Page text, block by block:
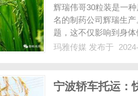
辉瑞伟哥30粒装是一
名的制药公司辉瑞生
题，这不仅影响到身
30粒装的问世，为这
玛雅传媒 发布于
宁波轿车托运：